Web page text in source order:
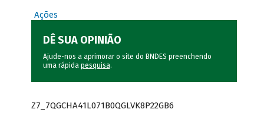
Ações
DÊ SUA OPINIÃO
Ajude-nos a aprimorar o site do BNDES preenchendo
uma rápida pesquisa.
Z7_7QGCHA41L071B0QGLVK8P22GB6